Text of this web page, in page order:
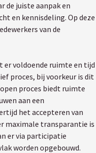
de juiste aanpak en
en kennisdeling. Op deze
van de
voldoende ruimte en tijd
proces, bij voorkeur is dit
proces biedt ruimte
aan een
het accepteren van
maximale transparantie is
er via participatie
worden opgebouwd.